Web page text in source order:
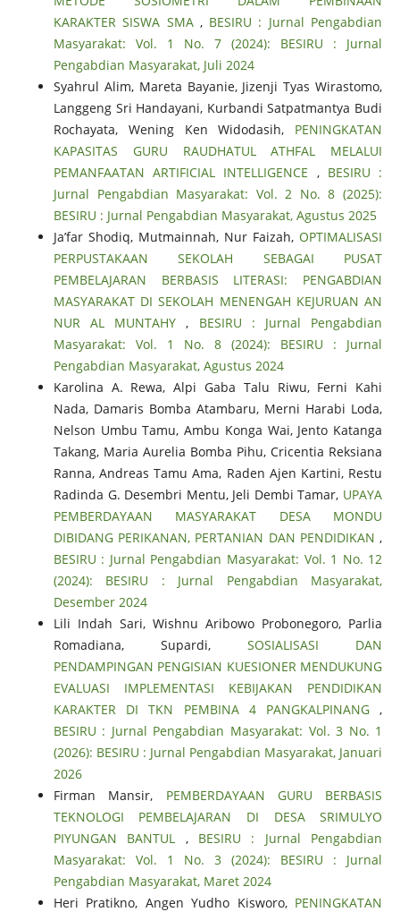
KARAKTER SISWA SMA , BESIRU : Jurnal Pengabdian
Masyarakat: Vol. 1 No. 7 (2024): BESIRU : Jurnal
Pengabdian Masyarakat, Juli 2024
Syahrul Alim, Mareta Bayanie, Jizenji Tyas Wirastomo,
Langgeng Sri Handayani, Kurbandi Satpatmantya Budi
Rochayata, Wening Ken Widodasih, PENINGKATAN
KAPASITAS GURU RAUDHATUL ATHFAL MELALUI
PEMANFAATAN ARTIFICIAL INTELLIGENCE , BESIRU :
Jurnal Pengabdian Masyarakat: Vol. 2 No. 8 (2025):
BESIRU : Jurnal Pengabdian Masyarakat, Agustus 2025
Ja’far Shodiq, Mutmainnah, Nur Faizah,OPTIMALISASI
PERPUSTAKAAN SEKOLAH SEBAGAI PUSAT
PEMBELAJARAN BERBASIS LITERASI: PENGABDIAN
MASYARAKAT DI SEKOLAH MENENGAH KEJURUAN AN
NUR AL MUNTAHY , BESIRU : Jurnal Pengabdian
Masyarakat: Vol. 1 No. 8 (2024): BESIRU : Jurnal
Pengabdian Masyarakat, Agustus 2024
Karolina A. Rewa, Alpi Gaba Talu Riwu, Ferni Kahi
Nada, Damaris Bomba Atambaru, Merni Harabi Loda,
Nelson Umbu Tamu, Ambu Konga Wai, Jento Katanga
Takang, Maria Aurelia Bomba Pihu, Cricentia Reksiana
Ranna, Andreas Tamu Ama, Raden Ajen Kartini, Restu
Radinda G. Desembri Mentu, Jeli Dembi Tamar, UPAYA
PEMBERDAYAAN MASYARAKAT DESA MONDU
DIBIDANG PERIKANAN, PERTANIAN DAN PENDIDIKAN ,
BESIRU : Jurnal Pengabdian Masyarakat: Vol. 1 No. 12
(2024): BESIRU : Jurnal Pengabdian Masyarakat,
Desember 2024
Lili Indah Sari, Wishnu Aribowo Probonegoro, Parlia
Romadiana, Supardi,SOSIALISASI DAN
PENDAMPINGAN PENGISIAN KUESIONER MENDUKUNG
EVALUASI IMPLEMENTASI KEBIJAKAN PENDIDIKAN
KARAKTER DI TKN PEMBINA 4 PANGKALPINANG ,
BESIRU : Jurnal Pengabdian Masyarakat: Vol. 3 No. 1
(2026): BESIRU : Jurnal Pengabdian Masyarakat, Januari
2026
Firman Mansir, PEMBERDAYAAN GURU BERBASIS
TEKNOLOGI PEMBELAJARAN DI DESA SRIMULYO
PIYUNGAN BANTUL , BESIRU : Jurnal Pengabdian
Masyarakat: Vol. 1 No. 3 (2024): BESIRU : Jurnal
Pengabdian Masyarakat, Maret 2024
Heri Pratikno, Angen Yudho Kisworo, PENINGKATAN